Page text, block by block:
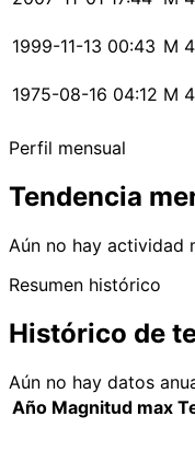
1999-11-13 00:43 M
1975-08-16 04:12 M
Perfil mensual
Tendencia
Aún no hay actividad
Resumen histórico
Histórico de
Aún no hay datos
Año Magnitud max